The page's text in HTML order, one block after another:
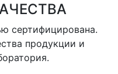
сертифицирована.
продукции и